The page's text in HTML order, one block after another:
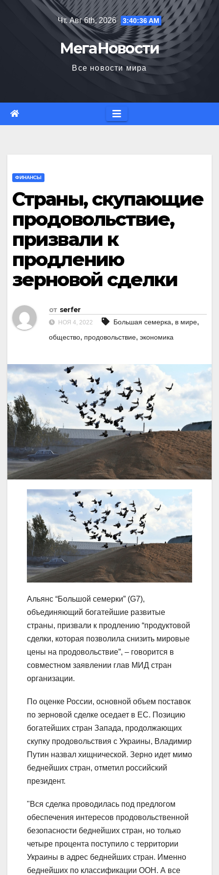
Чт. Авг 6th, 2026 3:40:37 AM
МегаНовости
Все новости мира
ФИНАНСЫ
Страны, скупающие
продовольствие,
призвали к
продлению
зерновой сделки
от serfer
НОЯ 4, 2022 Большая семерка, в мире,
общество, продовольствие, экономика
Альянс “Большой семерки” (G7),
объединяющий богатейшие развитые
страны, призвали к продлению “продуктовой
сделки, которая позволила снизить мировые
цены на продовольствие”, – говорится в
совместном заявлении глав МИД стран
организации.
По оценке России, основной объем поставок
по зерновой сделке оседает в ЕС. Позицию
богатейших стран Запада, продолжающих
скупку продовольствия с Украины, Владимир
Путин назвал хищнической. Зерно идет мимо
беднейших стран, отметил российский
президент.
"Вся сделка проводилась под предлогом
обеспечения интересов продовольственной
безопасности беднейших стран, но только
четыре процента поступило с территории
Украины в адрес беднейших стран. Именно
беднейших по классификации ООН. А все